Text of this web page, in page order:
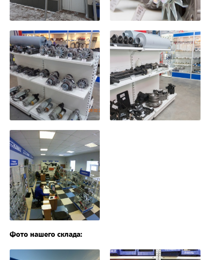
Фото нашего склада: